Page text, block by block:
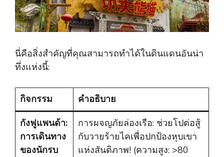
นี่คือสิ่งสำคัญที่คุณสามารถทำได้ในดินแดนอันน่า
ทึ่งแห่งนี้:
กิจกรรม
คำอธิบาย
กังฟูแพนด้า:
การเดินทาง
ของนักรบ
การผจญภัยล่องเรือ: ช่วยโปต่อสู้
กับวายร้ายไคเพื่อปกป้องหุบเขา
แห่งสันติภาพ! (ความสูง: >80